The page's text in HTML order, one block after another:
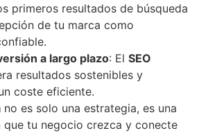
primeros resultados de búsqueda
de tu marca como
a largo plazo: El SEO
resultados sostenibles y
coste eficiente.
no es solo una estrategia, es una
que tu negocio crezca y conecte